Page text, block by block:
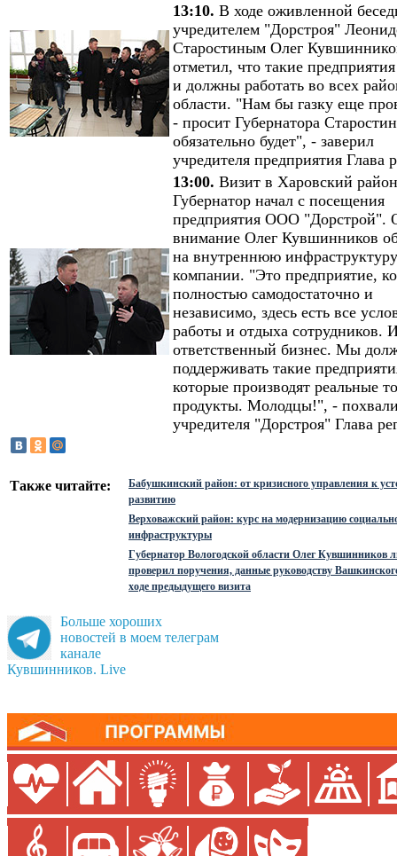
13:10. В ходе оживленной
учредителем "Дорстроя"
Старостиным Олег
отметил, что такие
и должны работать во всех
области. "Нам бы газку еще
- просит Губернатора
обязательно будет", - заверил
учредителя предприятия Глава
13:00. Визит в Харовский район
Губернатор начал с посещения
предприятия ООО "Дорстрой".
внимание Олег Кувшинников
на внутреннюю инфраструктуру
компании. "Это предприятие,
полностью самодостаточно и
независимо, здесь есть все
работы и отдыха сотрудников.
ответственный бизнес. Мы
поддерживать такие
которые производят реальные
продукты. Молодцы!", -
учредителя "Дорстроя" Глава
Также читайте:
Бабушкинский район: от кризисного управления к
развитию
Верховажский район: курс на модернизацию
инфраструктуры
Губернатор Вологодской области Олег Кувшинников
проверил поручения, данные руководству
ходе предыдущего визита
Больше хороших
новостей в моем телеграм
канале
Кувшинников. Live